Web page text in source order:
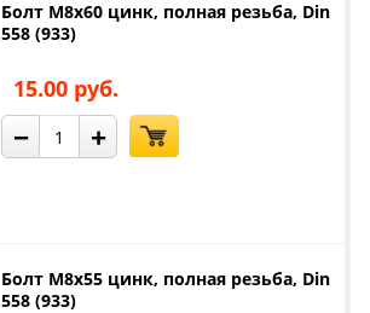
Болт М8х60 цинк, полная резьба, Din
558 (933)
15.00 руб.
− +
Болт М8х55 цинк, полная резьба, Din
558 (933)